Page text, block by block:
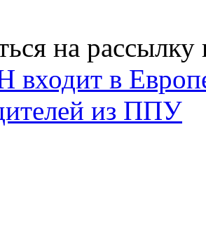
на рассылку
в
из ППУ